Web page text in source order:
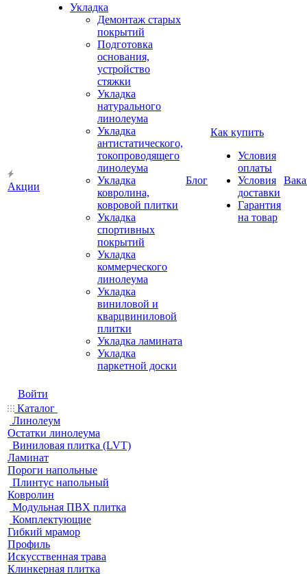
Акции
Укладка
Демонтаж старых
покрытий
Подготовка
основания,
устройство
стяжки
Укладка
натурального
линолеума
Укладка
антистатического,
токопроводящего
линолеума
Укладка
ковролина,
ковровой плитки
Укладка
спортивных
покрытий
Укладка
коммерческого
линолеума
Укладка
виниловой и
кварцвиниловой
плитки
Укладка ламината
Укладка
паркетной доски
Блог
Как купить
Условия
оплаты
Условия
доставки
Гарантия
на товар
Войти
Каталог
Линолеум
Остатки линолеума
Виниловая плитка (LVT)
Ламинат
Пороги напольные
Плинтус напольный
Ковролин
Модульная ПВХ плитка
Комплектующие
Гибкий мрамор
Профиль
Искусственная трава
Клинкерная плитка